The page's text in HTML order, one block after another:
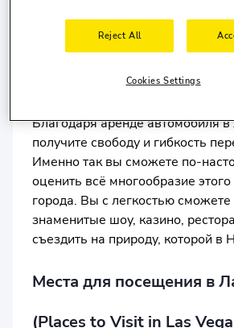
Аренда автомобиля в
Благодаря аренде автомобиля
получите свободу и гибкость
Именно так вы сможете по-
оценить всё многообразие
города. Вы с легкостью сможете
знаменитые шоу, казино,
съездить на природу, которой в
Места для посещения в
(Places to Visit in Las
Reject All
Cookies Settings